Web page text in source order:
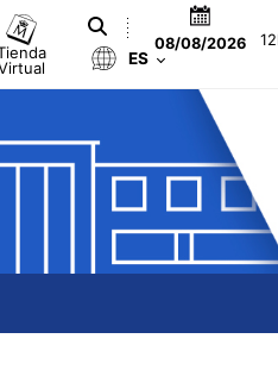
08/08/2026
ES